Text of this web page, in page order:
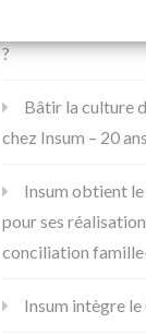
?
Bâtir la culture
chez Insum – 20
Insum obtient
pour ses
conciliation
Insum intègre